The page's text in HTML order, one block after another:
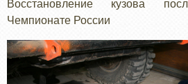
Восстановление кузова
Чемпионате России